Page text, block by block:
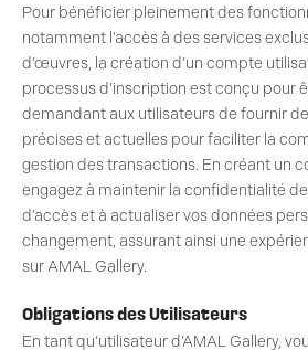
Pour bénéficier pleinement des
notamment l’accès à des services
d’œuvres, la création d’un compte
processus d’inscription est conçu pour
demandant aux utilisateurs de fournir
précises et actuelles pour faciliter la
gestion des transactions. En créant un
engagez à maintenir la confidentialité
d’accès et à actualiser vos données
changement, assurant ainsi une
sur AMAL Gallery.
Obligations des Utilisateurs
En tant qu’utilisateur d’AMAL Gallery,